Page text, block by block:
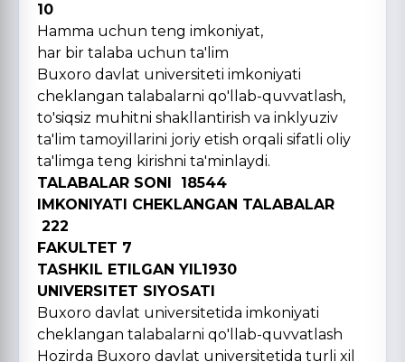
10
Hamma uchun teng imkoniyat,
har bir talaba uchun ta'lim
Buxoro davlat universiteti imkoniyati
cheklangan talabalarni qo'llab-quvvatlash,
to'siqsiz muhitni shakllantirish va inklyuziv
ta'lim tamoyillarini joriy etish orqali sifatli oliy
ta'limga teng kirishni ta'minlaydi.
TALABALAR SONI 18544
IMKONIYATI CHEKLANGAN TALABALAR
222
FAKULTET 7
TASHKIL ETILGAN YIL1930
UNIVERSITET SIYOSATI
Buxoro davlat universitetida imkoniyati
cheklangan talabalarni qo'llab-quvvatlash
Hozirda Buxoro davlat universitetida turli xil